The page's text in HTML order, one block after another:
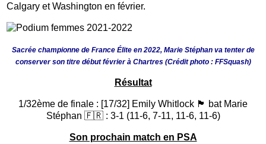
Calgary et Washington en février.
Sacrée championne de France Élite en 2022, Marie Stéphan va tenter de
conserver son titre début février à Chartres (Crédit photo : FFSquash)
Résultat
1/32ème de finale : [17/32] Emily Whitlock 🏴󠁧󠁢󠁷󠁬󠁳󠁿 bat Marie
Stéphan 🇫🇷 : 3-1 (11-6, 7-11, 11-6, 11-6)
Son prochain match en PSA